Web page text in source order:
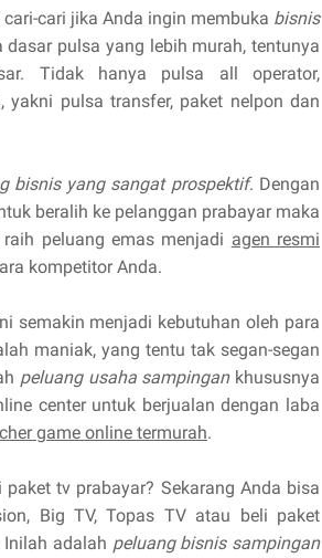
cari jika Anda ingin membuka bisnis
pulsa yang lebih murah, tentunya
Tidak hanya pulsa all operator,
pulsa transfer, paket nelpon dan
bisnis yang sangat prospektif. Dengan
beralih ke pelanggan prabayar maka
peluang emas menjadi agen resmi
kompetitor Anda.
semakin menjadi kebutuhan oleh para
maniak, yang tentu tak segan-segan
peluang usaha sampingankhususnya
center untuk berjualan dengan laba
game online termurah.
tv prabayar? Sekarang Anda bisa
Big TV, Topas TV atau beli paket
Inilah adalah peluang bisnis sampingan